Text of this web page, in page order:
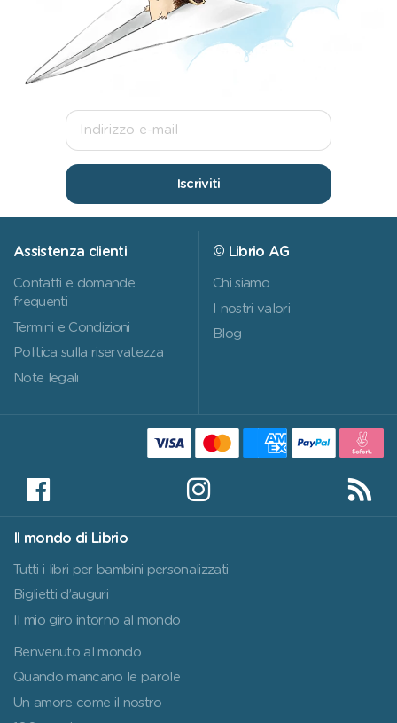
Iscriviti
Assistenza clienti
Contatti e domande
frequenti
Termini e Condizioni
Politica sulla riservatezza
Note legali
© Librio AG
Chi siamo
I nostri valori
Blog
Il mondo di Librio
Tutti i libri per bambini personalizzati
Biglietti d’auguri
Il mio giro intorno al mondo
Benvenuto al mondo
Quando mancano le parole
Un amore come il nostro